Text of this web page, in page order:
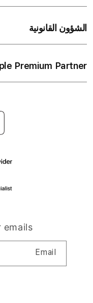
الشؤون القانونية
Premium Partner
emails
Email